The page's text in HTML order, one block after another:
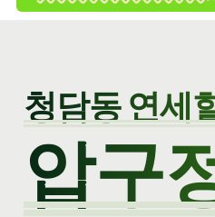
청담동 연세
압구